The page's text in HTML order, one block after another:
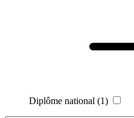
Diplôme national (1)